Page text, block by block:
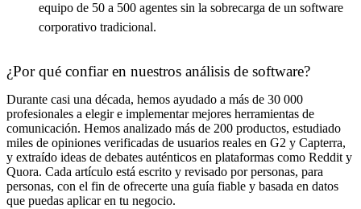
equipo de 50 a 500 agentes sin la sobrecarga de un software
corporativo tradicional.
¿Por qué confiar en nuestros análisis de software?
Durante casi una década, hemos ayudado a más de 30 000
profesionales a elegir e implementar mejores herramientas de
comunicación. Hemos analizado más de 200 productos, estudiado
miles de opiniones verificadas de usuarios reales en G2 y Capterra,
y extraído ideas de debates auténticos en plataformas como Reddit y
Quora. Cada artículo está escrito y revisado por personas, para
personas, con el fin de ofrecerte una guía fiable y basada en datos
que puedas aplicar en tu negocio.